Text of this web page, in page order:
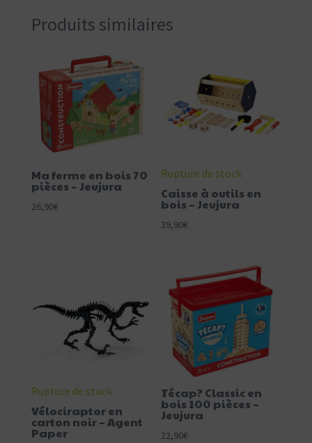
Produits similaires
Ma ferme en bois 70
pièces – Jeujura
26,90€
Rupture de stock
Caisse à outils en
bois – Jeujura
39,90€
Rupture de stock
Vélociraptor en
carton noir – Agent
Paper
Técap? Classic en
bois 100 pièces –
Jeujura
22,90€